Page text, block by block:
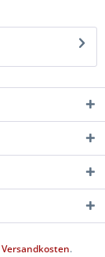
Versandkosten.